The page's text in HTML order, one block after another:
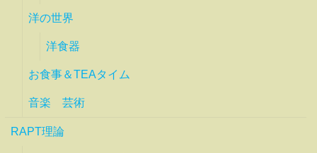
洋の世界
洋食器
お食事＆TEAタイム
音楽 芸術
RAPT理論